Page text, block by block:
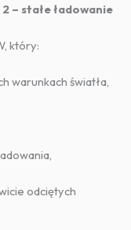
– stałe ładowanie
który:
warunkach światła,
odciętych